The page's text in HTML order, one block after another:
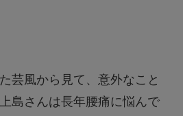
芸風から見て、意外なこと
島さんは長年腰痛に悩んで